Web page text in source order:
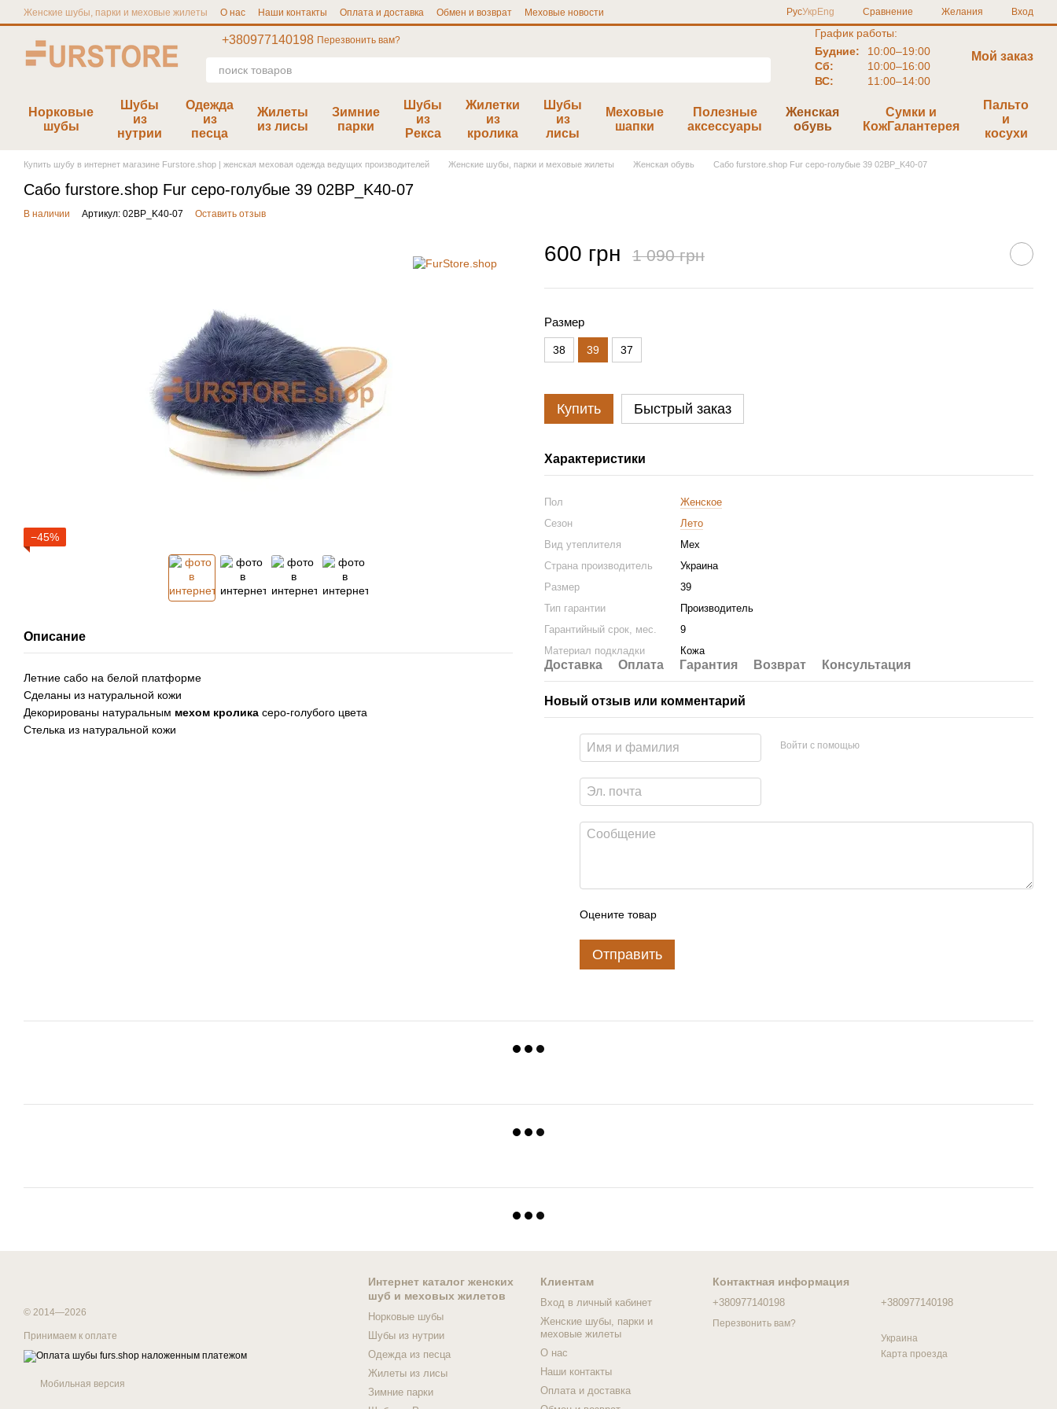
Перейти к основному контенту
Женские шубы, парки и меховые жилеты О нас Наши контакты Оплата и доставка Обмен и возврат
Меховые новости
Отзывы furstore.shop
Публичная Оферта Размерная сетка
РусУкр Eng Сравнение Желания Вход
+380977140198 Перезвонить вам?
График работы:
Будние:
10:00–19:00
Сб:
10:00–16:00
ВС:
11:00–14:00
Мой заказ
Норковые
шубы
Шубы
из
нутрии
Одежда
из
песца
Жилеты
из лисы
Зимние
парки
Шубы
из
Рекса
Жилетки
из
кролика
Шубы
из
лисы
Меховые
шапки
Полезные
аксессуары
Женская
обувь
Сумки и
КожГалантерея
Пальто
и
косухи
Купить шубу в интернет магазине Furstore.shop | женская меховая одежда ведущих производителей Женские шубы, парки и меховые жилеты Женская обувь Сабо furstore.shop Fur серо-голубые 39 02BP_K40-07
Сабо furstore.shop Fur серо-голубые 39 02BP_K40-07
В наличии Артикул: 02BP_K40-07 Оставить отзыв
−45%
Описание
Летние сабо на белой платформе
Сделаны из натуральной кожи
Декорированы натуральным мехом кролика серо-голубого цвета
Стелька из натуральной кожи
600 грн 1 090 грн
Размер
38 39 37
Купить Быстрый заказ
Характеристики
Пол
Женское
Сезон
Лето
Вид утеплителя
Мех
Страна производитель
Украина
Размер
39
Тип гарантии
Производитель
Гарантийный срок, мес.
9
Материал подкладки
Кожа
Доставка Оплата Гарантия Возврат Консультация
Новый отзыв или комментарий
Войти с помощью
Оцените товар
Отправить
© 2014—2026
Принимаем к оплате
Мобильная версия
Интернет каталог женских
шуб и меховых жилетов
Норковые шубы
Шубы из нутрии
Одежда из песца
Жилеты из лисы
Зимние парки
Клиентам
Вход в личный кабинет
Женские шубы, парки и
меховые жилеты
О нас
Наши контакты
Оплата и доставка
Контактная информация
+380977140198
Перезвонить вам?
+380977140198
Украина
Карта проезда